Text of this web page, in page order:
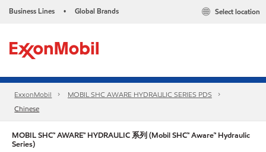
Business Lines • Global Brands Select location
ExxonMobil
MOBIL SHC AWARE HYDRAULIC SERIES PDS
Chinese
MOBIL SHC™ AWARE™ HYDRAULIC 系列 (Mobil SHC™ Aware™ Hydraulic
Series)